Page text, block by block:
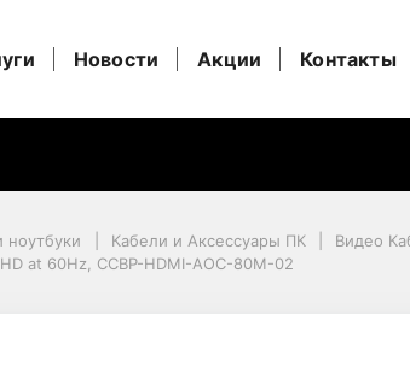
Новости Акции Контакты
Кабели и Аксессуары ПК
Видео
at 60Hz, CCBP-HDMI-AOC-80M-02